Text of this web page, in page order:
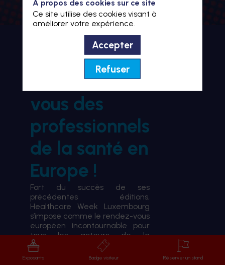
Je m'inscris à HWL26
BIENVENUE À HWL26
le rendez-
vous des
professionnels
de la santé en
Europe !
Fort du succès de ses
précédentes éditions,
Healthcare Week Luxembourg
s’impose comme le rendez-vous
européen incontournable pour
tous les acteurs de la
transformation du système de
santé.
Exposants Badge visiteur Réserver un stand
A propos des cookies sur ce site
Ce site utilise des cookies visant à
améliorer votre expérience.
Accepter
Refuser